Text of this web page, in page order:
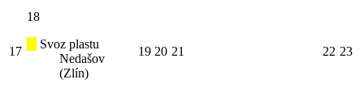
17
18
Svoz plastu
Nedašov
(Zlín)
19 20 21 22 23